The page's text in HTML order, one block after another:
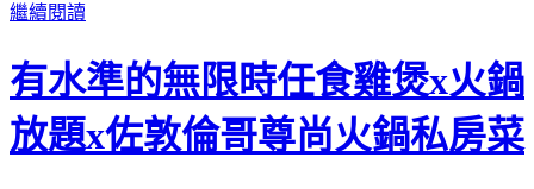
繼續閱讀
有水準的無限時任食雞煲x火鍋
放題x佐敦倫哥尊尚火鍋私房菜